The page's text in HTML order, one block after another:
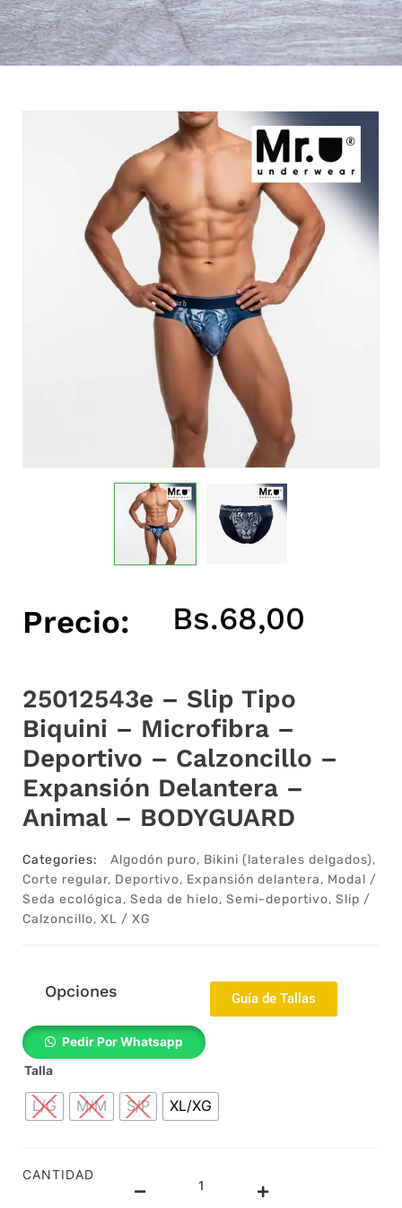
Precio: Bs.68,00
25012543e – Slip Tipo
Biquini – Microfibra –
Deportivo – Calzoncillo –
Expansión Delantera –
Animal – BODYGUARD
Categories: Algodón puro, Bikini (laterales delgados),
Corte regular, Deportivo, Expansión delantera, Modal /
Seda ecológica, Seda de hielo, Semi-deportivo, Slip /
Calzoncillo, XL / XG
Opciones Guía de Tallas
Pedir Por Whatsapp
Talla
L/G M/M S/P XL/XG
CANTIDAD
25012543e
tipo
biquini
Deportivo